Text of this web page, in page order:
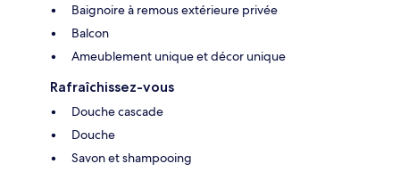
Baignoire à remous extérieure privée
Balcon
Ameublement unique et décor unique
Rafraîchissez-vous
Douche cascade
Douche
Savon et shampooing